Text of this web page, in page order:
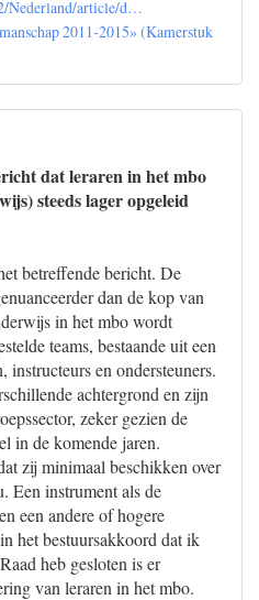
Nederland/article/d…
2011-2015» (Kamerstuk
dat leraren in het mbo
steeds lager opgeleid
betreffende bericht. De
dan de kop van
in het mbo wordt
teams, bestaande uit een
instructeurs en ondersteuners.
achtergrond en zijn
zeker gezien de
in de komende jaren.
zij minimaal beschikken over
Een instrument als de
een andere of hogere
het bestuursakkoord dat ik
heb gesloten is er
van leraren in het mbo.